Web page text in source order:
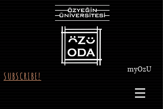
SUBSCRIBE!
myOzU